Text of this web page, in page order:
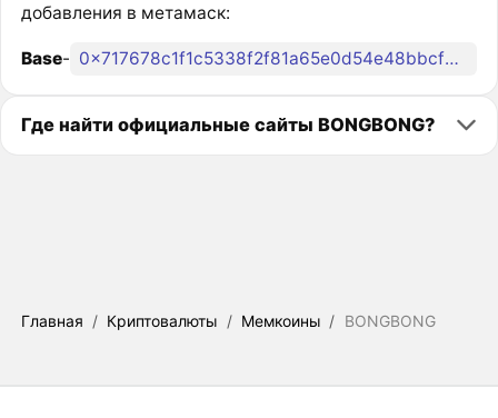
добавления в метамаск:
Base- 0x717678c1f1c5338f2f81a65e0d54e48bbcf20910
Где найти официальные сайты BONGBONG?
Главная / Криптовалюты / Мемкоины / BONGBONG